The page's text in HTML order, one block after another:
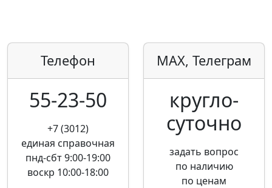
Телефон
55-23-50
+7 (3012)
единая справочная
пнд-сбт 9:00-19:00
воскр 10:00-18:00
MAX, Телеграм
кругло­
суточно
задать вопрос
по наличию
по ценам